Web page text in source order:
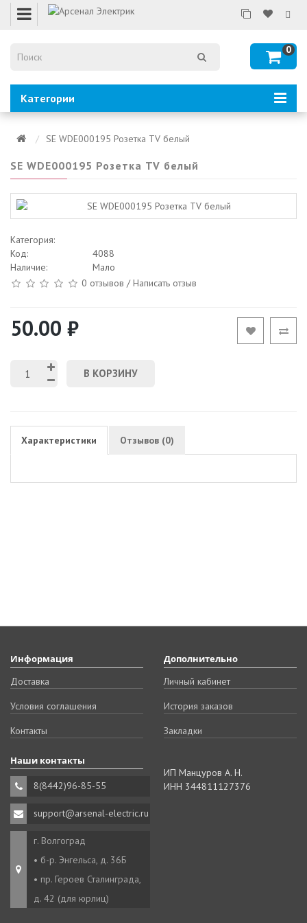
0
Категории
SE WDE000195 Розетка TV белый
SE WDE000195 Розетка TV белый
Категория:
Код:
4088
Наличие:
Мало
0 отзывов /Написать отзыв
50.00 ₽
В КОРЗИНУ
Характеристики Отзывов (0)
Информация
Доставка
Условия соглашения
Контакты
Дополнительно
Личный кабинет
История заказов
Закладки
Наши контакты
8(8442)96-85-55
support@arsenal-electric.ru
г. Волгоград
• б-р. Энгельса, д. 36Б
• пр. Героев Сталинграда,
д. 42 (для юрлиц)
ИП Манцуров А. Н.
ИНН 344811127376